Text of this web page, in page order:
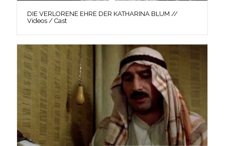
DIE VERLORENE EHRE DER KATHARINA BLUM //
Videos / Cast